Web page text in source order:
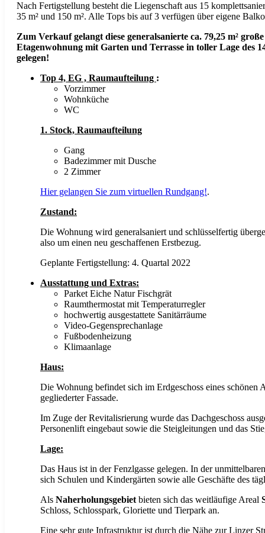
Nach Fertigstellung besteht die Liegenschaft aus 15
35 m² und 150 m². Alle Tops bis auf 3 verfügen über eigene
Zum Verkauf gelangt diese generalsanierte ca. 79,25 m²
Etagenwohnung mit Garten und Terrasse in toller Lage des
gelegen!
Top 4, EG , Raumaufteilung :
Vorzimmer
Wohnküche
WC
1. Stock, Raumaufteilung
Gang
Badezimmer mit Dusche
2 Zimmer
Hier gelangen Sie zum virtuellen Rundgang!.
Zustand:
Die Wohnung wird generalsaniert und schlüsselfertig
also um einen neu geschaffenen Erstbezug.
Geplante Fertigstellung: 4. Quartal 2022
Ausstattung und Extras:
Parket Eiche Natur Fischgrät
Raumthermostat mit Temperaturregler
hochwertig ausgestattete Sanitärräume
Video-Gegensprechanlage
Fußbodenheizung
Klimaanlage
Haus:
Die Wohnung befindet sich im Erdgeschoss eines schönen
gegliederter Fassade.
Im Zuge der Revitalisrierung wurde das Dachgeschoss
Personenlift eingebaut sowie die Steigleitungen und das
Lage:
Das Haus ist in der Fenzlgasse gelegen. In der
sich Schulen und Kindergärten sowie alle Geschäfte des
Als Naherholungsgebietbieten sich das weitläufige Areal
Schloss, Schlosspark, Gloriette und Tierpark an.
Eine sehr gute Infrastruktur ist durch die Nähe zur Linzer